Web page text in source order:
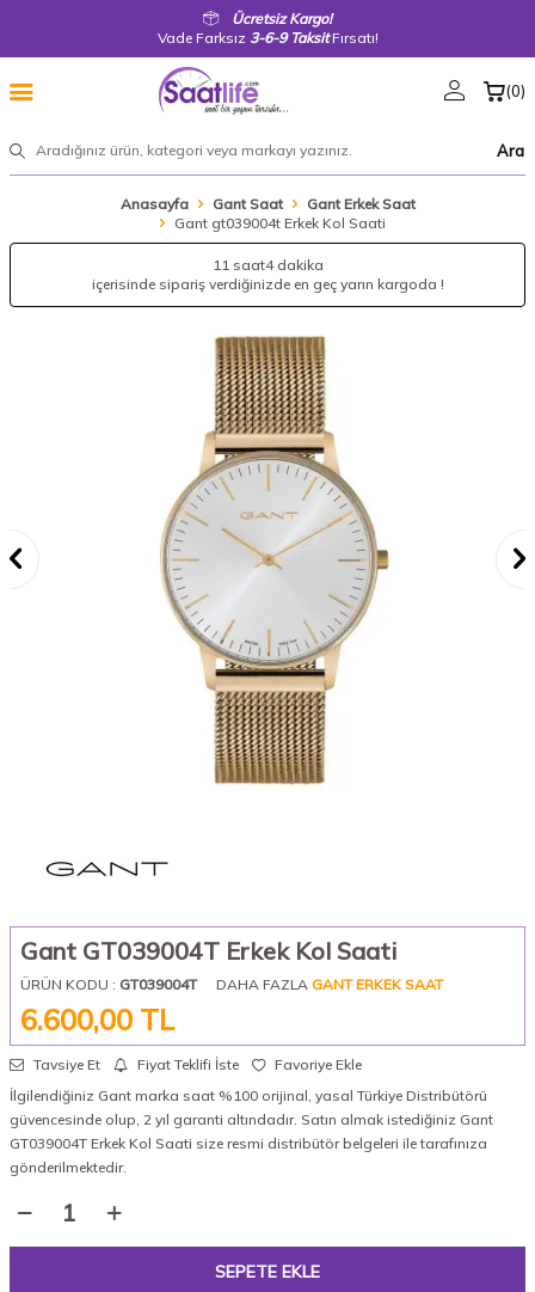
Ücretsiz Kargo!
Vade Farksız 3-6-9 TaksitFırsatı!
Ara
(0)
Anasayfa Gant Saat
Gant Erkek Saat
Gant gt039004t Erkek Kol Saati
11 saat4 dakika
içerisinde sipariş verdiğinizde en geç yarın kargoda !
Gant GT039004T Erkek Kol Saati
ÜRÜN KODU : GT039004T DAHA FAZLA GANT ERKEK SAAT
6.600,00 TL
Tavsiye Et Fiyat Teklifi İste
Favoriye Ekle
İlgilendiğiniz Gant marka saat %100 orijinal, yasal Türkiye Distribütörü
güvencesinde olup, 2 yıl garanti altındadır. Satın almak istediğiniz Gant
GT039004T Erkek Kol Saati size resmi distribütör belgeleri ile tarafınıza
gönderilmektedir.
SEPETE EKLE